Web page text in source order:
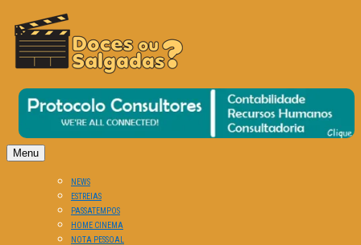
DOCES OU SALGADAS?
O Cinema? Uma Paixão!!
Menu
NEWS
ESTREIAS
PASSATEMPOS
HOME CINEMA
NOTA PESSOAL